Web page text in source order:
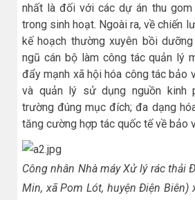
nhất là đối với các dự án thu
trong sinh hoạt. Ngoài ra, về chiến
kế hoạch thường xuyên bồi
ngũ cán bộ làm công tác quản lý
đẩy mạnh xã hội hóa công tác bảo
và quản lý sử dụng nguồn kinh
trường đúng mục đích; đa dạng
tăng cường hợp tác quốc tế về bảo
Công nhân Nhà máy Xử lý rác thải
Min, xã Pom Lót, huyện Ðiện Biên)